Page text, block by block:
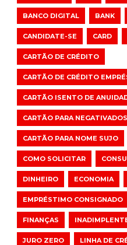
BANCO DIGITAL BANK
CANDIDATE-SE CARD
CARTÃO DE CRÉDITO
CARTÃO DE CRÉDITO
CARTÃO ISENTO DE
CARTÃO PARA NEGATIVADOS
CARTÃO PARA NOME SUJO
COMO SOLICITAR
DINHEIRO ECONOMIA
EMPRÉSTIMO CONSIGNADO
FINANÇAS
JURO ZERO LINHA DE